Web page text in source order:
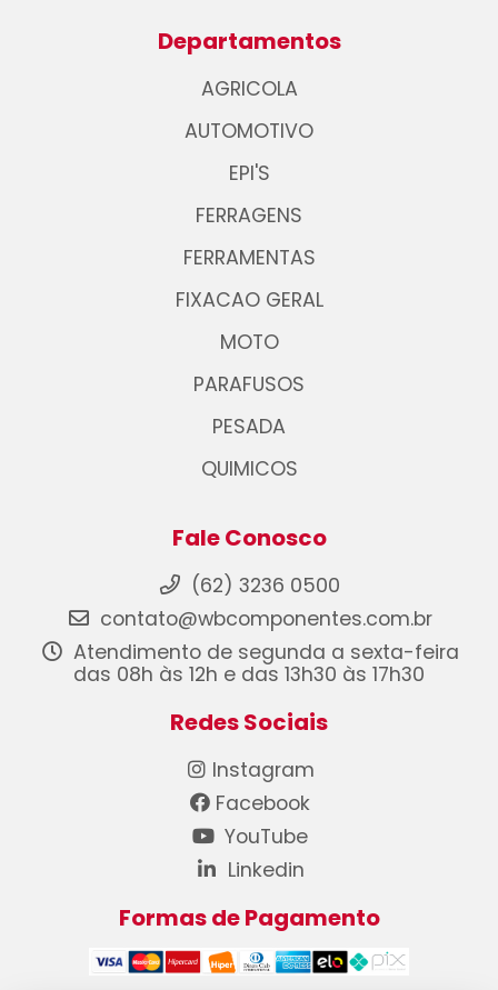
Departamentos
AGRICOLA
AUTOMOTIVO
EPI'S
FERRAGENS
FERRAMENTAS
FIXACAO GERAL
MOTO
PARAFUSOS
PESADA
QUIMICOS
Fale Conosco
(62) 3236 0500
contato@wbcomponentes.com.br
Atendimento de segunda a sexta-feira
das 08h às 12h e das 13h30 às 17h30
Redes Sociais
Instagram
Facebook
YouTube
Linkedin
Formas de Pagamento